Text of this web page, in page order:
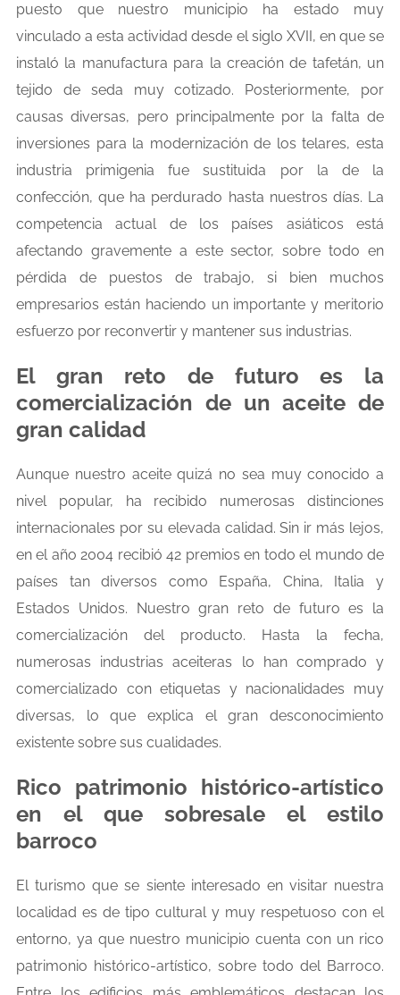
puesto que nuestro municipio ha estado muy
vinculado a esta actividad desde el siglo XVII, en que se
instaló la manufactura para la creación de tafetán, un
tejido de seda muy cotizado. Posteriormente, por
causas diversas, pero principalmente por la falta de
inversiones para la modernización de los telares, esta
industria primigenia fue sustituida por la de la
confección, que ha perdurado hasta nuestros días. La
competencia actual de los países asiáticos está
afectando gravemente a este sector, sobre todo en
pérdida de puestos de trabajo, si bien muchos
empresarios están haciendo un importante y meritorio
esfuerzo por reconvertir y mantener sus industrias.
El gran reto de futuro es la
comercialización de un aceite de
gran calidad
Aunque nuestro aceite quizá no sea muy conocido a
nivel popular, ha recibido numerosas distinciones
internacionales por su elevada calidad. Sin ir más lejos,
en el año 2004 recibió 42 premios en todo el mundo de
países tan diversos como España, China, Italia y
Estados Unidos. Nuestro gran reto de futuro es la
comercialización del producto. Hasta la fecha,
numerosas industrias aceiteras lo han comprado y
comercializado con etiquetas y nacionalidades muy
diversas, lo que explica el gran desconocimiento
existente sobre sus cualidades.
Rico patrimonio histórico-artístico
en el que sobresale el estilo
barroco
El turismo que se siente interesado en visitar nuestra
localidad es de tipo cultural y muy respetuoso con el
entorno, ya que nuestro municipio cuenta con un rico
patrimonio histórico-artístico, sobre todo del Barroco.